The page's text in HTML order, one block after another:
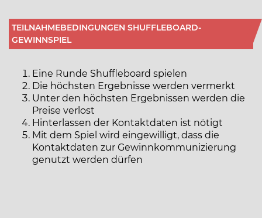
TEILNAHMEBEDINGUNGEN SHUFFLEBOARD-
GEWINNSPIEL
Eine Runde Shuffleboard spielen
Die höchsten Ergebnisse werden vermerkt
Unter den höchsten Ergebnissen werden die
Preise verlost
Hinterlassen der Kontaktdaten ist nötigt
Mit dem Spiel wird eingewilligt, dass die
Kontaktdaten zur Gewinnkommunizierung
genutzt werden dürfen